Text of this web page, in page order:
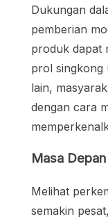
Dukungan
pemberian
produk dapat
prol singkong
lain,
dengan cara
Masa
Melihat
semakin